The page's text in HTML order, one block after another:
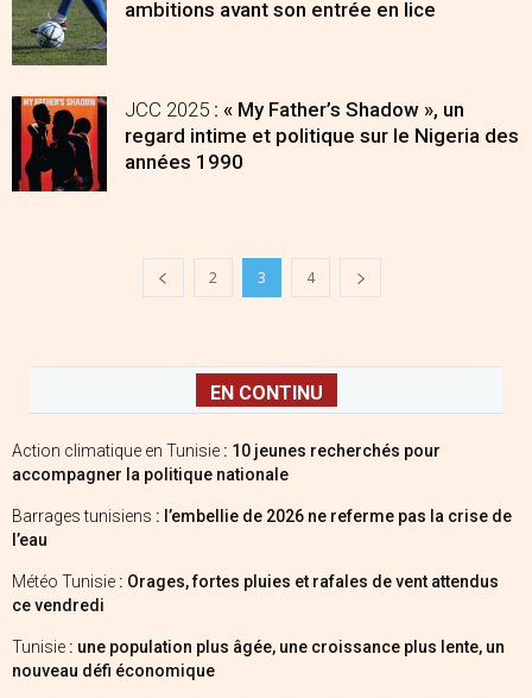
ambitions avant son entrée en lice
JCC 2025 : « My Father’s Shadow », un
regard intime et politique sur le Nigeria des
années 1990
2 3 4
EN CONTINU
Action climatique en Tunisie : 10 jeunes recherchés pour
accompagner la politique nationale
Barrages tunisiens : l’embellie de 2026 ne referme pas la crise de
l’eau
Météo Tunisie : Orages, fortes pluies et rafales de vent attendus
ce vendredi
Tunisie : une population plus âgée, une croissance plus lente, un
nouveau défi économique